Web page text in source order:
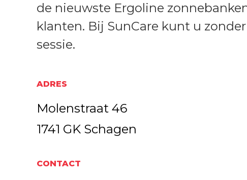
de nieuwste Ergoline
klanten. Bij SunCare kunt u
sessie.
ADRES
Molenstraat 46
1741 GK Schagen
CONTACT